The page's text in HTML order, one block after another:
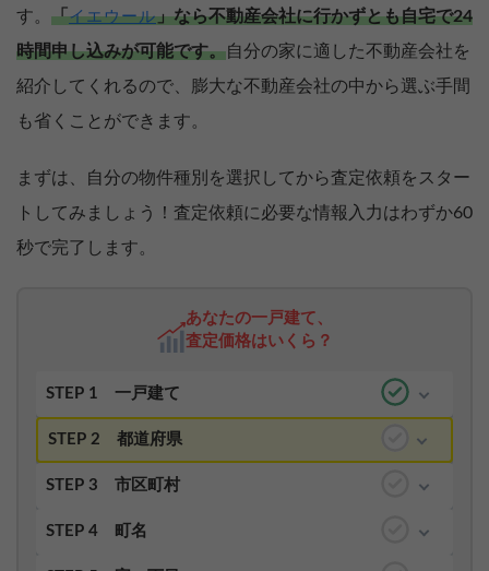
す。 「イエウール」なら不動産会社に行かずとも自宅で24
時間申し込みが可能です。自分の家に適した不動産会社を
紹介してくれるので、膨大な不動産会社の中から選ぶ手間
も省くことができます。
まずは、自分の物件種別を選択してから査定依頼をスター
トしてみましょう！査定依頼に必要な情報入力はわずか60
秒で完了します。
あなたの一戸建て、
査定価格はいくら？
STEP 1 一戸建て
STEP 2 都道府県
STEP 3 市区町村
STEP 4 町名